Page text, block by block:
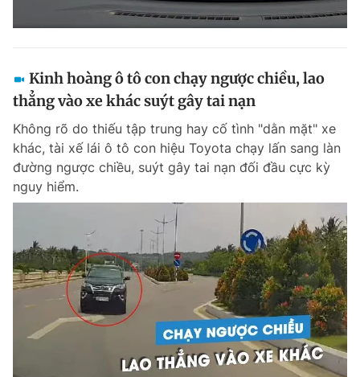
Kinh hoàng ô tô con chạy ngược chiều, lao
thẳng vào xe khác suýt gây tai nạn
Không rõ do thiếu tập trung hay cố tình "dằn mặt" xe
khác, tài xế lái ô tô con hiệu Toyota chạy lấn sang làn
đường ngược chiều, suýt gây tai nạn đối đầu cực kỳ
nguy hiểm.